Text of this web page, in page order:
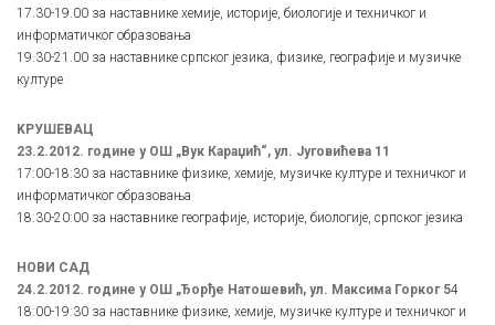
17.30-19.00 за наставнике хемије, историје, биологије и техничког и
информатичког образовања
19.30-21.00 за наставнике српског језика, физике, географије и музичке
културе
KРУШЕВАЦ
23.2.2012. године у ОШ „Вук Караџић“, ул. Југовићева 11
17:00-18:30 за наставнике физике, хемије, музичке културе и техничког и
информатичког образовања
18:30-20:00 за наставнике географије, историје, биологије, српског језика
НОВИ САД
24.2.2012. године у ОШ „Ђорђе Натошевић, ул. Максима Горког 54
18:00-19:30 за наставнике физике, хемије, музичке културе и техничког и